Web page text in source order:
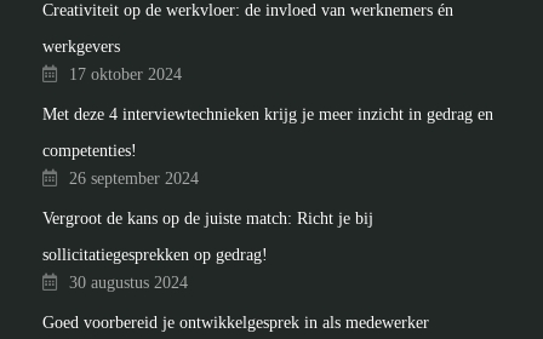
Creativiteit op de werkvloer: de invloed van werknemers én
werkgevers
17 oktober 2024
Met deze 4 interviewtechnieken krijg je meer inzicht in gedrag en
competenties!
26 september 2024
Vergroot de kans op de juiste match: Richt je bij
sollicitatiegesprekken op gedrag!
30 augustus 2024
Goed voorbereid je ontwikkelgesprek in als medewerker